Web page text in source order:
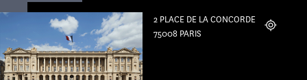
2 PLACE DE LA CONCORDE
75008 PARIS
Localiser